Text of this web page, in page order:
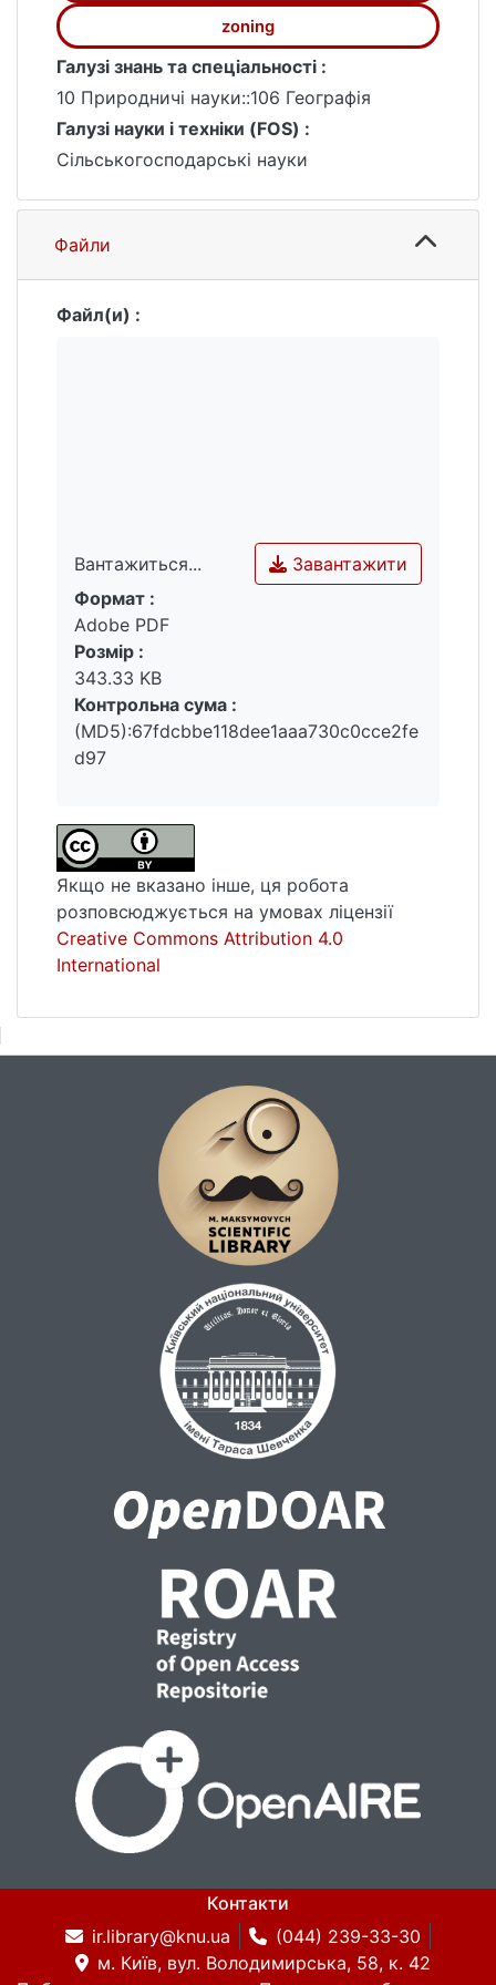
zoning
Галузі знань та спеціальності :
10 Природничі науки::106 Географія
Галузі науки і техніки (FOS) :
Сільськогосподарські науки
Файли
Файл(и) :
Вантажиться...
Вантажиться...
Завантажити
Формат :
Adobe PDF
Розмір :
343.33 KB
Контрольна сума :
(MD5):67fdcbbe118dee1aaa730c0cce2fe
d97
Якщо не вказано інше, ця робота
розповсюджується на умовах ліцензії
Creative Commons Attribution 4.0
International
Контакти
ir.library@knu.ua
(044) 239-33-30
м. Київ, вул. Володимирська, 58, к. 42